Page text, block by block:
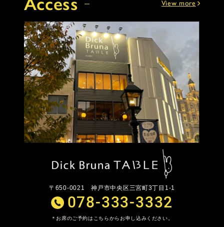
View more
〒650-0021神戸市中央区三宮町3丁目1-1
078-333-3332
お席のご予約はこちらからお申し込みください。